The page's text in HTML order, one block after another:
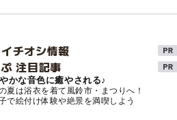
チオシ情報
注目記事
かな音色に癒やされる♪
夏は浴衣を着て風鈴市・まつりへ！
で絵付け体験や絶景を満喫しよう